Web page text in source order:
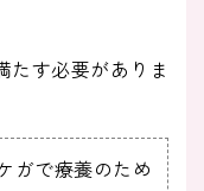
たす必要がありま
ガで療養のため